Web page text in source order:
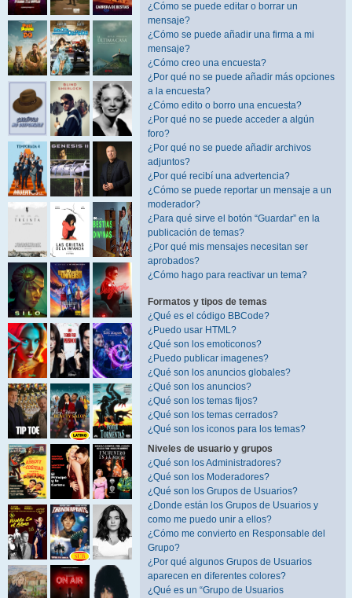
¿Cómo se puede editar o borrar un
mensaje?
¿Cómo se puede añadir una firma a mi
mensaje?
¿Cómo creo una encuesta?
¿Por qué no se puede añadir más opciones
a la encuesta?
¿Cómo edito o borro una encuesta?
¿Por qué no se puede acceder a algún
foro?
¿Por qué no se puede añadir archivos
adjuntos?
¿Por qué recibí una advertencia?
¿Cómo se puede reportar un mensaje a un
moderador?
¿Para qué sirve el botón “Guardar” en la
publicación de temas?
¿Por qué mis mensajes necesitan ser
aprobados?
¿Cómo hago para reactivar un tema?
Formatos y tipos de temas
¿Qué es el código BBCode?
¿Puedo usar HTML?
¿Qué son los emoticonos?
¿Puedo publicar imagenes?
¿Qué son los anuncios globales?
¿Qué son los anuncios?
¿Qué son los temas fijos?
¿Qué son los temas cerrados?
¿Qué son los iconos para los temas?
Niveles de usuario y grupos
¿Qué son los Administradores?
¿Qué son los Moderadores?
¿Qué son los Grupos de Usuarios?
¿Donde están los Grupos de Usuarios y
como me puedo unir a ellos?
¿Cómo me convierto en Responsable del
Grupo?
¿Por qué algunos Grupos de Usuarios
aparecen en diferentes colores?
¿Qué es un “Grupo de Usuarios